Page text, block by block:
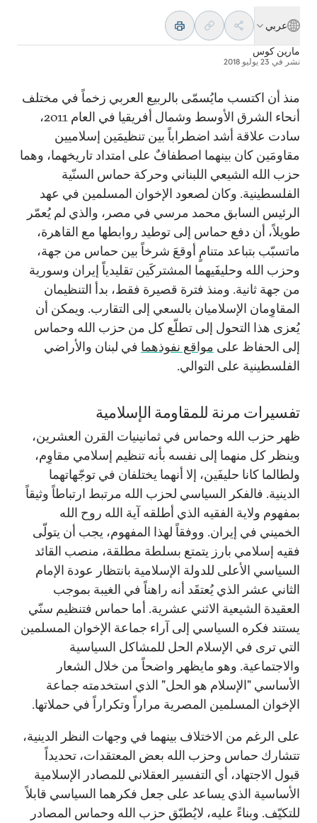
عربي
مارين كوس
نشر في 23 يوليو 2018
منذ أن اكتسب مايُسمّى بالربيع العربي زخماً في مختلف
أنحاء الشرق الأوسط وشمال أفريقيا في العام 2011،
سادت علاقة أشد اضطراباً بين تنظيمَين إسلاميين
مقاومَين كان بينهما اصطفافٌ على امتداد تاريخهما، وهما
حزب الله الشيعي اللبناني وحركة حماس السنّية
الفلسطينية. وكان لصعود الإخوان المسلمين في عهد
الرئيس السابق محمد مرسي في مصر، والذي لم يُعمّر
طويلاً، أن دفع حماس إلى توطيد روابطها مع القاهرة،
ماتسبّب بتباعد متنامٍ أوقعَ شرخاً بين حماس من جهة،
وحزب الله وحليفَيهما المشتركَين تقليدياً إيران وسورية
من جهة ثانية. ومنذ فترة قصيرة فقط، بدأ التنظيمان
المقاوِمان الإسلاميان بالسعي إلى التقارب. ويمكن أن
يُعزى هذا التحول إلى تطلّع كل من حزب الله وحماس
إلى الحفاظ على مواقع نفوذهما في لبنان والأراضي
الفلسطينية على التوالي.
تفسيرات مرنة للمقاومة الإسلامية
ظهر حزب الله وحماس في ثمانينيات القرن العشرين،
وينظر كل منهما إلى نفسه بأنه تنظيم إسلامي مقاوِم،
ولطالما كانا حليفَين، إلا أنهما يختلفان في توجّهاتهما
الدينية. فالفكر السياسي لحزب الله مرتبط ارتباطاً وثيقاً
بمفهوم ولاية الفقيه الذي أطلقه آية الله روح الله
الخميني في إيران. ووفقاً لهذا المفهوم، يجب أن يتولّى
فقيه إسلامي بارز يتمتع بسلطة مطلقة، منصب القائد
السياسي الأعلى للدولة الإسلامية بانتظار عودة الإمام
الثاني عشر الذي يُعتقَد أنه راهناً في الغيبة بموجب
العقيدة الشيعية الاثني عشرية. أما حماس فتنظيم سنّي
يستند فكره السياسي إلى آراء جماعة الإخوان المسلمين
التي ترى في الإسلام الحل للمشاكل السياسية
والاجتماعية. وهو مايظهر واضحاً من خلال الشعار
الأساسي "الإسلام هو الحل" الذي استخدمته جماعة
الإخوان المسلمين المصرية مراراً وتكراراً في حملاتها.
على الرغم من الاختلاف بينهما في وجهات النظر الدينية،
تتشارك حماس وحزب الله بعض المعتقدات، تحديداً
قبول الاجتهاد، أي التفسير العقلاني للمصادر الإسلامية
الأساسية الذي يساعد على جعل فكرهما السياسي قابلاً
للتكيّف. وبناءً عليه، لايُطبّق حزب الله وحماس المصادر